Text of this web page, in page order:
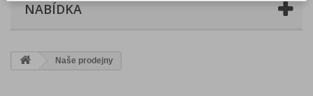
NABÍDKA
Naše prodejny